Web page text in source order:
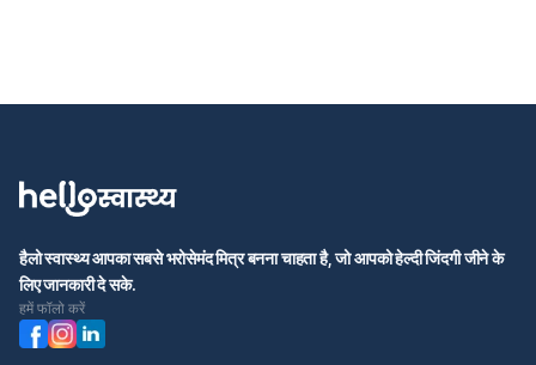
हैलो स्वास्थ्य आपका सबसे भरोसेमंद मित्र बनना चाहता है, जो आपको हेल्दी जिंदगी जीने के
लिए जानकारी दे सके.
हमें फॉलो करें